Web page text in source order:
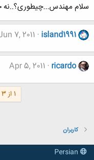
سلام مهندس...چیطوری؟..نه
island1991
7, 2011
ricardo
Apr 5, 2011
1 از 3
کاربران